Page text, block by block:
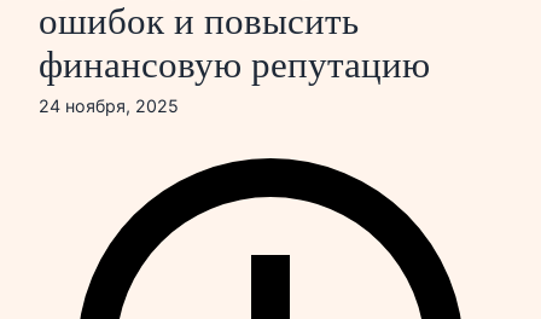
ошибок и повысить
финансовую репутацию
24 ноября, 2025